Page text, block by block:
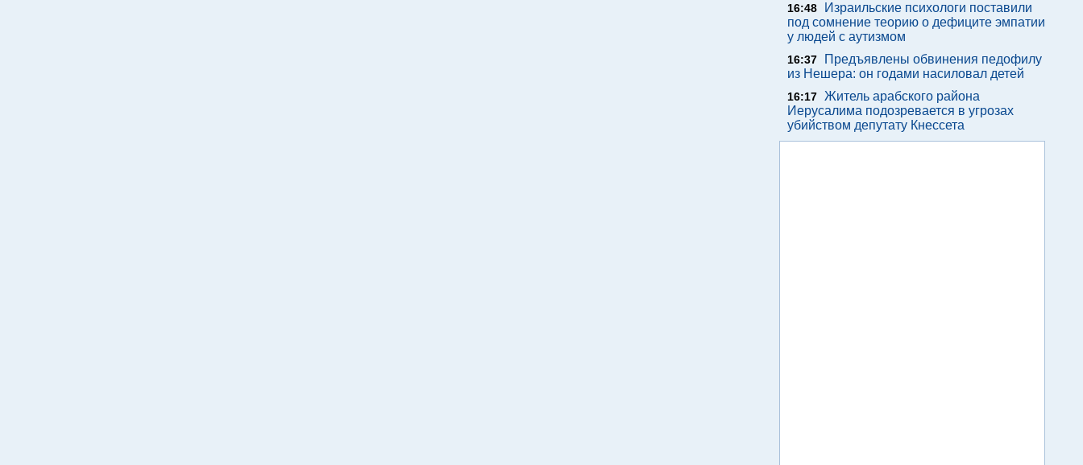
16:48
Израильские психологи поставили
под сомнение теорию о дефиците эмпатии
у людей с аутизмом
16:37
Предъявлены обвинения педофилу
из Нешера: он годами насиловал детей
16:17 Житель арабского района
Иерусалима подозревается в угрозах
убийством депутату Кнессета